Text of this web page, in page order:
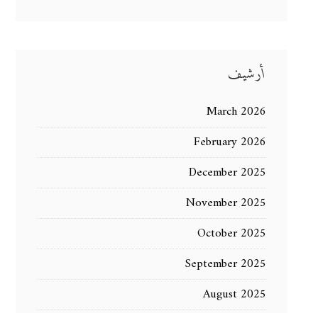
أرشيف
March 2026
February 2026
December 2025
November 2025
October 2025
September 2025
August 2025